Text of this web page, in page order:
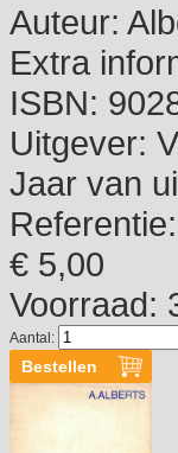
Auteur:
Extra
ISBN:
Uitgever:
Jaar van
Referentie:
€ 5,00
Voorraad:
Aantal: